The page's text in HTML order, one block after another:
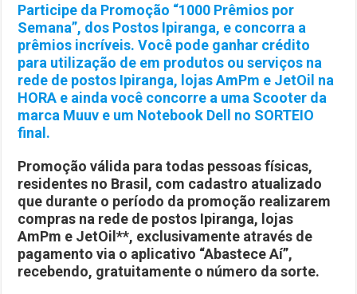
Participe da Promoção “1000 Prêmios por
Semana”, dos Postos Ipiranga, e concorra a
prêmios incríveis. Você pode ganhar crédito
para utilização de em produtos ou serviços na
rede de postos Ipiranga, lojas AmPm e JetOil na
HORA e ainda você concorre a uma Scooter da
marca Muuv e um Notebook Dell no SORTEIO
final.
Promoção válida para todas pessoas físicas,
residentes no Brasil, com cadastro atualizado
que durante o período da promoção realizarem
compras na rede de postos Ipiranga, lojas
AmPm e JetOil**, exclusivamente através de
pagamento via o aplicativo “Abastece Aí”,
recebendo, gratuitamente o número da sorte.